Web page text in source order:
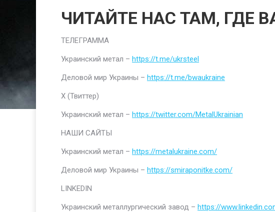
ЧИТАЙТЕ НАС ТАМ, ГДЕ
ТЕЛЕГРАММА
Украинский метал – https://t.me/ukrsteel
Деловой мир Украины – https://t.me/bwaukraine
Х (Твиттер)
Украинский метал – https://twitter.com/MetalUkrainian
НАШИ САЙТЫ
Украинский метал – https://metalukraine.com/
Деловой мир Украины – https://smiraponitke.com/
LINKEDIN
Украинский металлургический завод – https://